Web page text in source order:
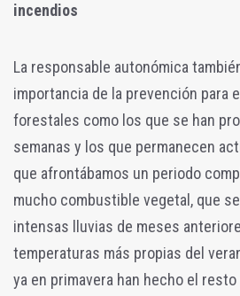
incendios
La responsable autonómica
importancia de la prevención para
forestales como los que se han
semanas y los que permanecen
que afrontábamos un periodo
mucho combustible vegetal, que
intensas lluvias de meses
temperaturas más propias del
ya en primavera han hecho el